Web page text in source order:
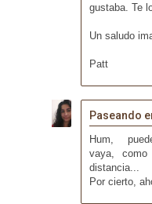
gustaba. Te
Un saludo
Patt
Paseando
Hum,
vaya,
distancia...
Por cierto,